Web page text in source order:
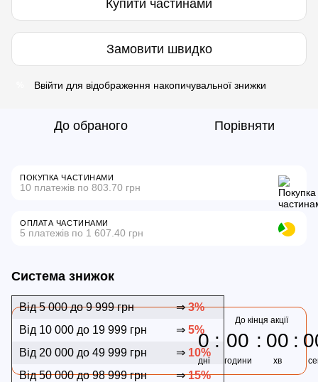
Купити частинами
Замовити швидко
Ввійти для відображення накопичувальної знижки
До обраного Порівняти
ПОКУПКА ЧАСТИНАМИ
10 платежів по 803.70 грн
ОПЛАТА ЧАСТИНАМИ
5 платежів по 1 607.40 грн
Система знижок
Від 5 000 до 9 999 грн ⇒3%
Від 10 000 до 19 999 грн
⇒ 5%
Від 20 000 до 49 999 грн
⇒ 10%
Від 50 000 до 98 999 грн
⇒15%
До кінця акції
0
дні
00
години
00
хв